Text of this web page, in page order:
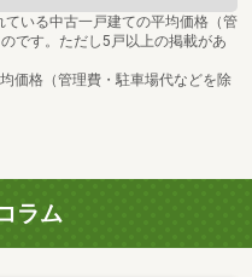
いる中古一戸建ての平均価格（管
です。ただし5戸以上の掲載があ
価格（管理費・駐車場代などを除
ラム